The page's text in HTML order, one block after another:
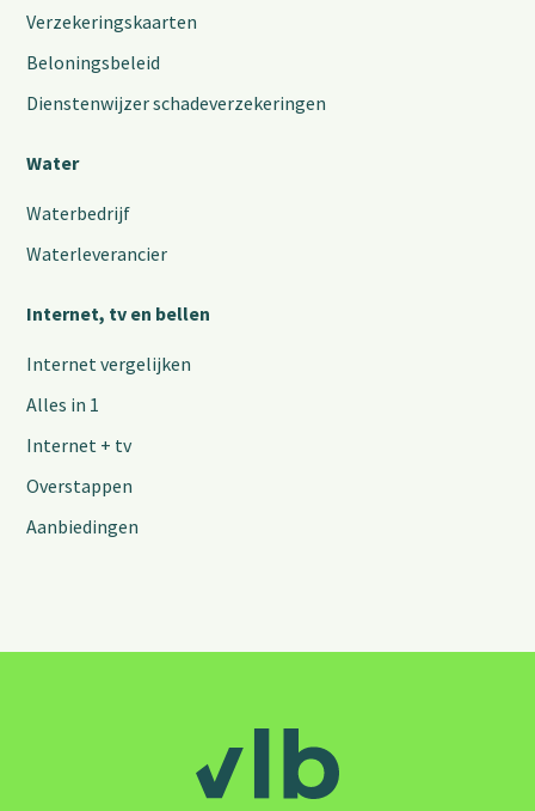
Verzekeringskaarten
Beloningsbeleid
Dienstenwijzer schadeverzekeringen
Water
Waterbedrijf
Waterleverancier
Internet, tv en bellen
Internet vergelijken
Alles in 1
Internet + tv
Overstappen
Aanbiedingen